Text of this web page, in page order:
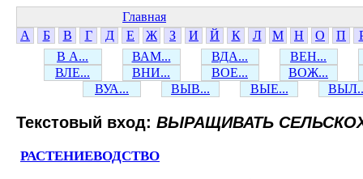
Главная
А
Б В Г Д Е Ж З И Й К Л М Н О П
В А...
ВАМ... ВДА...
ВЕН...
ВЛЕ...
ВНИ... ВОЕ...
ВОЖ...
ВУА...
ВЫВ... ВЫЕ...
Текстовый вход: ВЫРАЩИВАТЬ
РАСТЕНИЕВОДСТВО